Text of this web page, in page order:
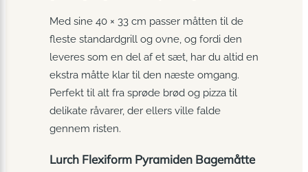
Med sine 40 × 33 cm passer måtten til de
fleste standardgrill og ovne, og fordi den
leveres som en del af et sæt, har du altid en
ekstra måtte klar til den næste omgang.
Perfekt til alt fra sprøde brød og pizza til
delikate råvarer, der ellers ville falde
gennem risten.
Lurch Flexiform Pyramiden Bagemåtte